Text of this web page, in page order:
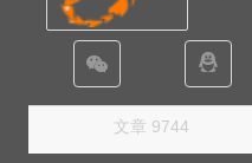
文章 9744